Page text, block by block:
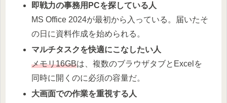
即戦力の事務用PCを探している人
MS Office 2024が最初から入っている。届いたそ
の日に資料作成を始められる。
マルチタスクを快適にこなしたい人
メモリ16GBは、複数のブラウザタブとExcelを
同時に開くのに必須の容量だ。
大画面での作業を重視する人